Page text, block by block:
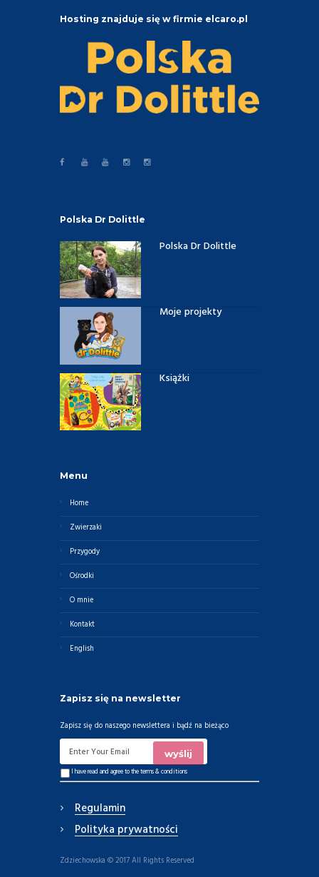
Hosting znajduje się w firmie elcaro.pl
Polska Dr Dolittle
Polska Dr Dolittle
Moje projekty
Książki
Menu
Home
Zwierzaki
Przygody
Ośrodki
O mnie
Kontakt
English
Zapisz się na newsletter
Zapisz się do naszego newslettera i bądź na bieżąco
I have read and agree to theterms & conditions
Regulamin
Polityka prywatności
Zdziechowska © 2017 All Rights Reserved